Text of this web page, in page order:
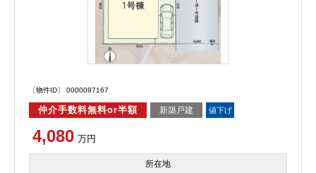
〔物件ID〕 0000097167
仲介手数料無料or半額 新築戸建 値下げ
4,080 万円
所在地